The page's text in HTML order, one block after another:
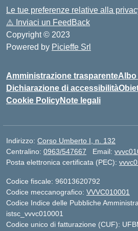
Le tue preferenze relative alla
⚠️ Inviaci un FeedBack
Copyright © 2023
Powered by Picieffe Srl
Amministrazione trasparente
Dichiarazione di accessibilità
Cookie PolicyNote legali
Indirizzo: Corso Umberto I, n. 132
Centralino: 0963/547667 Email:
Posta elettronica certificata (PEC):
Codice fiscale: 96013620792
Codice meccanografico: VVVC010001
Codice Indice delle Pubbliche
istsc_vvvc010001
Codice unico di fatturazione (CUF):